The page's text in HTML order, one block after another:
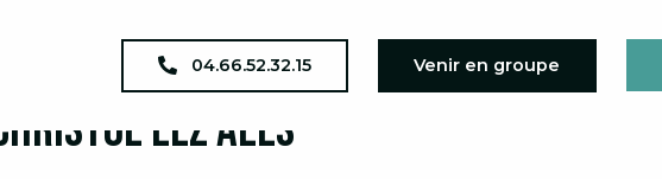
04.66.52.32.15 Venir en groupe
lez Alès